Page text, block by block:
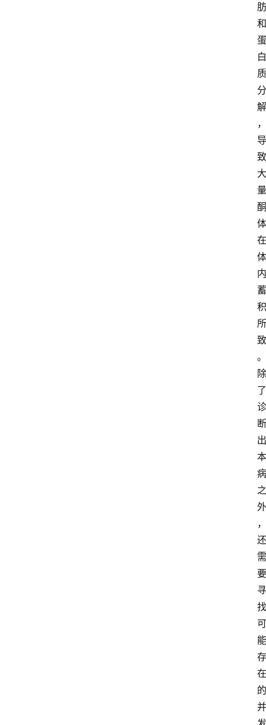
肪
和
蛋
白
质
分
解
，
导
致
大
量
酮
体
在
体
内
蓄
积
所
致
。
除
了
诊
断
出
本
病
之
外
，
还
需
要
寻
找
可
能
存
在
的
并